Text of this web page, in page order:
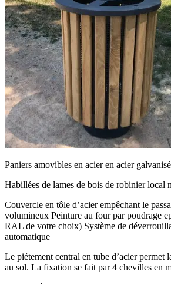
Paniers amovibles en acier en acier
Habillées de lames de bois de robinier local
Couvercle en tôle d’acier empêchant le
volumineux Peinture au four par poudrage
RAL de votre choix) Système de
automatique
Le piétement central en tube d’acier permet
au sol. La fixation se fait par 4 chevilles en